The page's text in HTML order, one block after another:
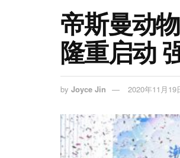
帝斯曼动
隆重启动
by Joyce Jin 2020年11月19